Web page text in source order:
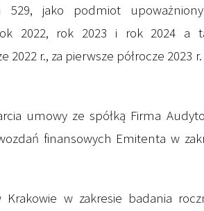
529, jako podmiot
2022, rok 2023 i rok 2024 a
r., za pierwsze półrocze 2023
umowy ze spółką Firma
finansowych Emitenta w
Krakowie w zakresie badania